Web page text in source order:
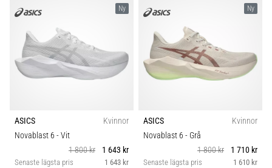
Ny
ASICS
Kvinnor
Novablast 6 - Vit
1 800 kr
1 643 kr
Senaste lägsta pris 1 643 kr
Ny
ASICS
Kvinnor
Novablast 6 - Grå
1 800 kr
1 710 kr
Senaste lägsta pris 1 610 kr